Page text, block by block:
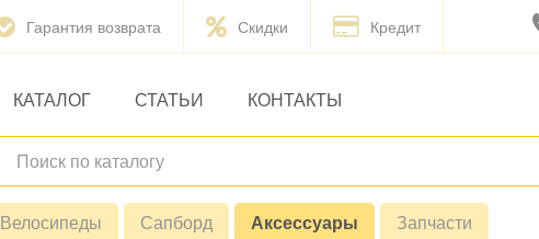
Гарантия возврата Скидки Кредит
КАТАЛОГ СТАТЬИ КОНТАКТЫ
Велосипеды Сапборд Аксессуары Запчасти